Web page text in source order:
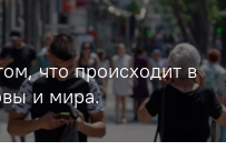
что происходит в
и мира.